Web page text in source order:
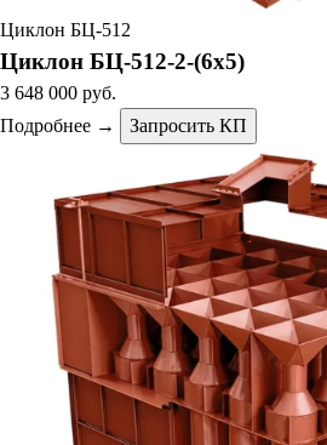
Циклон БЦ-512
Циклон БЦ-512-2-(6х5)
3 648 000 руб.
Подробнее →
Запросить КП